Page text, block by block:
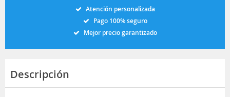
Atención personalizada
Pago 100% seguro
Mejor precio garantizado
Descripción